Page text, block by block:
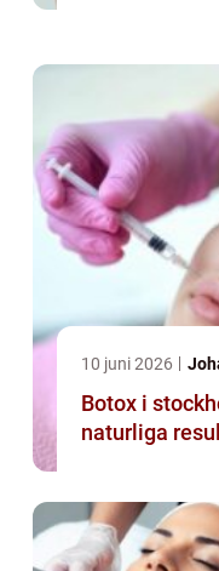
10 juni 2026
Botox i stockholm trygg
naturliga